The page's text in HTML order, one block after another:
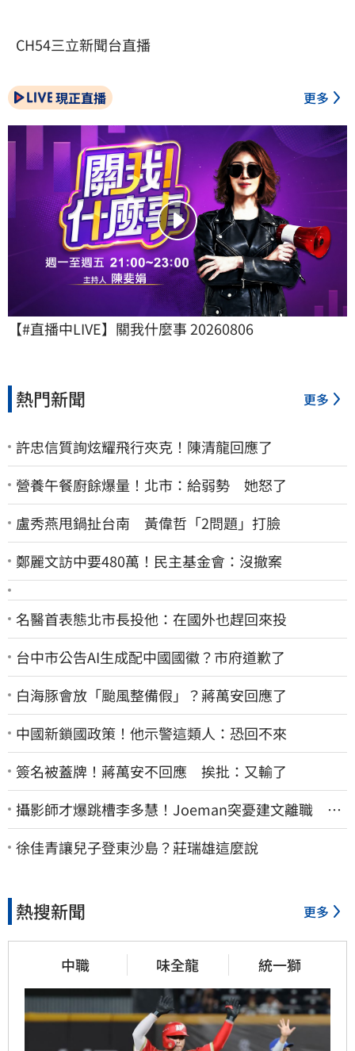
CH54三立新聞台直播
現正直播 更多
【#直播中LIVE】關我什麼事 20260806
熱門新聞 更多
許忠信質詢炫耀飛行夾克！陳清龍回應了
營養午餐廚餘爆量！北市：給弱勢 她怒了
盧秀燕甩鍋扯台南 黃偉哲「2問題」打臉
鄭麗文訪中要480萬！民主基金會：沒撤案
名醫首表態北市長投他：在國外也趕回來投
台中市公告AI生成配中國國徽？市府道歉了
白海豚會放「颱風整備假」？蔣萬安回應了
中國新鎖國政策！他示警這類人：恐回不來
簽名被蓋牌！蔣萬安不回應 挨批：又輸了
攝影師才爆跳槽李多慧！Joeman突憂建文離職 發
聲「其實我很清楚」
徐佳青讓兒子登東沙島？莊瑞雄這麼說
熱搜新聞 更多
中職 味全龍 統一獅